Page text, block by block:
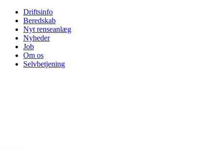
Driftsinfo
Beredskab
Nyt renseanlæg
Nyheder
Job
Om os
Selvbetjening